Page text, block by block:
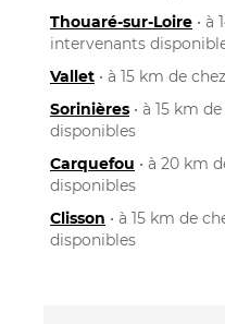
Thouaré-sur-Loire • à
intervenants
Vallet • à 15 km de
Sorinières • à 15 km
disponibles
Carquefou • à 20 km
disponibles
Clisson • à 15 km de
disponibles